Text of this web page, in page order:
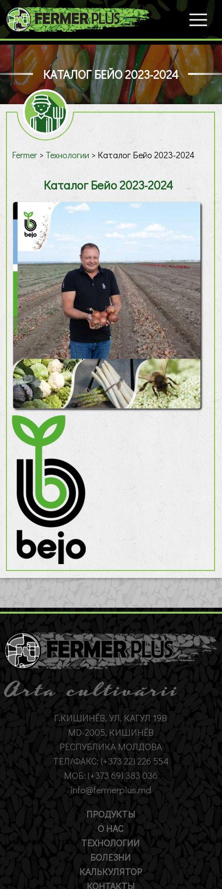
КАТАЛОГ БЕЙО 2023-2024
Fermer > Технологии > Каталог Бейо 2023-2024
Каталог Бейо 2023-2024
Г.КИШИНЁВ, УЛ. КАГУЛ 19B
MD-2005, КИШИНЁВ
РЕСПУБЛИКА МОЛДОВА
ТЕЛ/ФАКС: (+373 22) 226 554
МОБ: (+373 69) 383 036
info@fermerplus.md
ПРОДУКТЫ
О НАС
ТЕХНОЛОГИИ
БОЛЕЗНИ
КАЛЬКУЛЯТОР
КОНТАКТЫ